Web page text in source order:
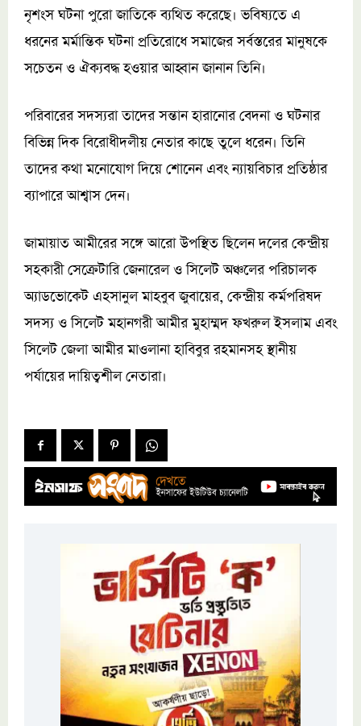
নৃশংস ঘটনা পুরো জাতিকে ব্যথিত করেছে। ভবিষ্যতে এ
ধরনের মর্মান্তিক ঘটনা প্রতিরোধে সমাজের সর্বস্তরের মানুষকে
সচেতন ও ঐক্যবদ্ধ হওয়ার আহ্বান জানান তিনি।
পরিবারের সদস্যরা তাদের সন্তান হারানোর বেদনা ও ঘটনার
বিভিন্ন দিক বিরোধীদলীয় নেতার কাছে তুলে ধরেন। তিনি
তাদের কথা মনোযোগ দিয়ে শোনেন এবং ন্যায়বিচার প্রতিষ্ঠার
ব্যাপারে আশ্বাস দেন।
জামায়াত আমীরের সঙ্গে আরো উপস্থিত ছিলেন দলের কেন্দ্রীয়
সহকারী সেক্রেটারি জেনারেল ও সিলেট অঞ্চলের পরিচালক
অ্যাডভোকেট এহসানুল মাহবুব জুবায়ের, কেন্দ্রীয় কর্মপরিষদ
সদস্য ও সিলেট মহানগরী আমীর মুহাম্মদ ফখরুল ইসলাম এবং
সিলেট জেলা আমীর মাওলানা হাবিবুর রহমানসহ স্থানীয়
পর্যায়ের দায়িত্বশীল নেতারা।